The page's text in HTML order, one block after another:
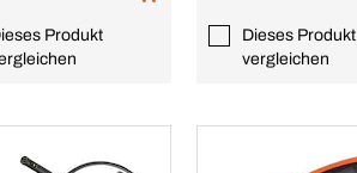
Produkt
Dieses Produkt
vergleichen